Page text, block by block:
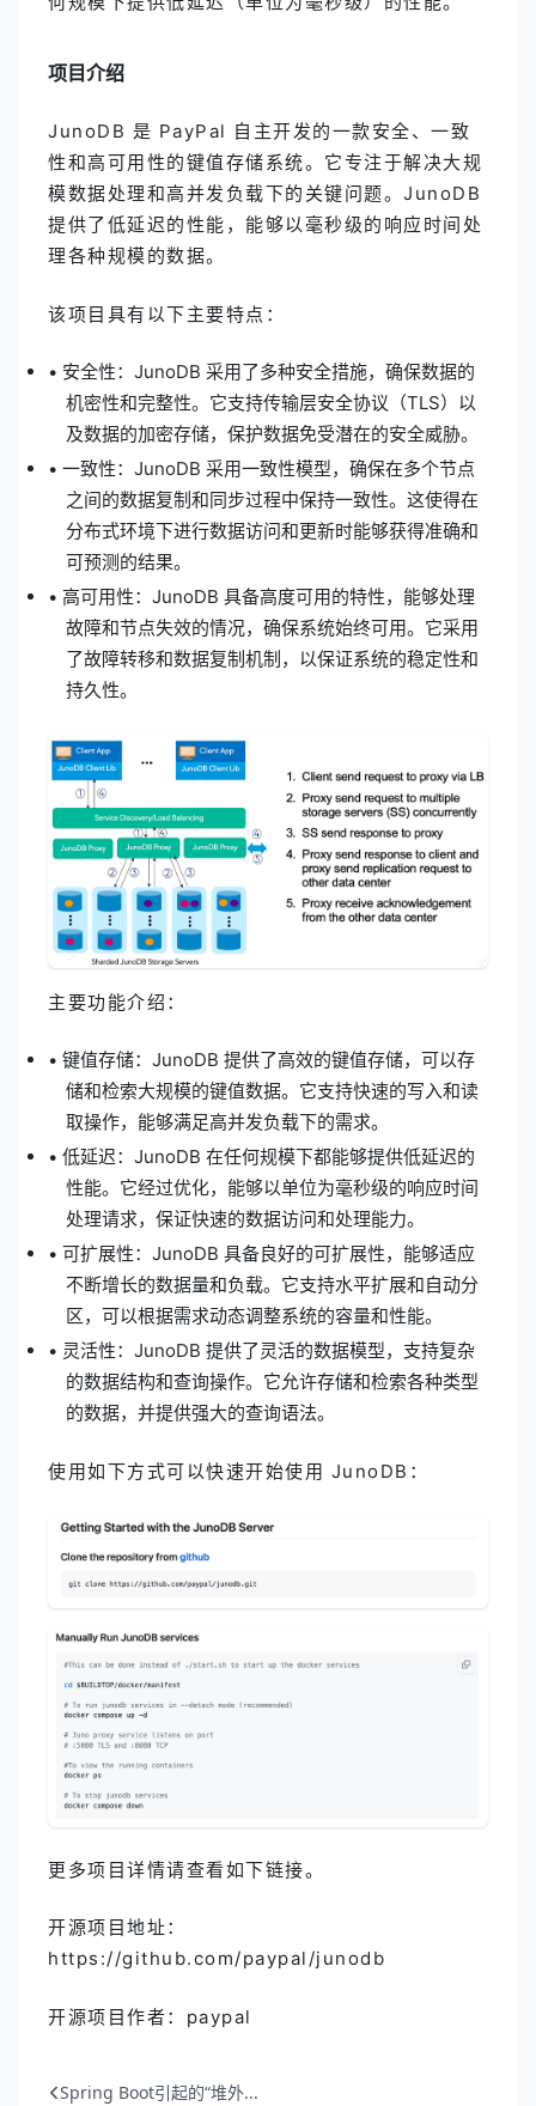
项目介绍
JunoDB 是 PayPal 自主开发的一款安全、一致
性和高可用性的键值存储系统。它专注于解决大规
模数据处理和高并发负载下的关键问题。JunoDB
提供了低延迟的性能，能够以毫秒级的响应时间处
理各种规模的数据。
该项目具有以下主要特点：
• 安全性：JunoDB 采用了多种安全措施，确保数据的
机密性和完整性。它支持传输层安全协议（TLS）以
及数据的加密存储，保护数据免受潜在的安全威胁。
• 一致性：JunoDB 采用一致性模型，确保在多个节点
之间的数据复制和同步过程中保持一致性。这使得在
分布式环境下进行数据访问和更新时能够获得准确和
可预测的结果。
• 高可用性：JunoDB 具备高度可用的特性，能够处理
故障和节点失效的情况，确保系统始终可用。它采用
了故障转移和数据复制机制，以保证系统的稳定性和
持久性。
主要功能介绍：
• 键值存储：JunoDB 提供了高效的键值存储，可以存
储和检索大规模的键值数据。它支持快速的写入和读
取操作，能够满足高并发负载下的需求。
• 低延迟：JunoDB 在任何规模下都能够提供低延迟的
性能。它经过优化，能够以单位为毫秒级的响应时间
处理请求，保证快速的数据访问和处理能力。
• 可扩展性：JunoDB 具备良好的可扩展性，能够适应
不断增长的数据量和负载。它支持水平扩展和自动分
区，可以根据需求动态调整系统的容量和性能。
• 灵活性：JunoDB 提供了灵活的数据模型，支持复杂
的数据结构和查询操作。它允许存储和检索各种类型
的数据，并提供强大的查询语法。
使用如下方式可以快速开始使用 JunoDB：
更多项目详情请查看如下链接。
开源项目地址：
https://github.com/paypal/junodb
开源项目作者：paypal
Spring Boot引起的“堆外...